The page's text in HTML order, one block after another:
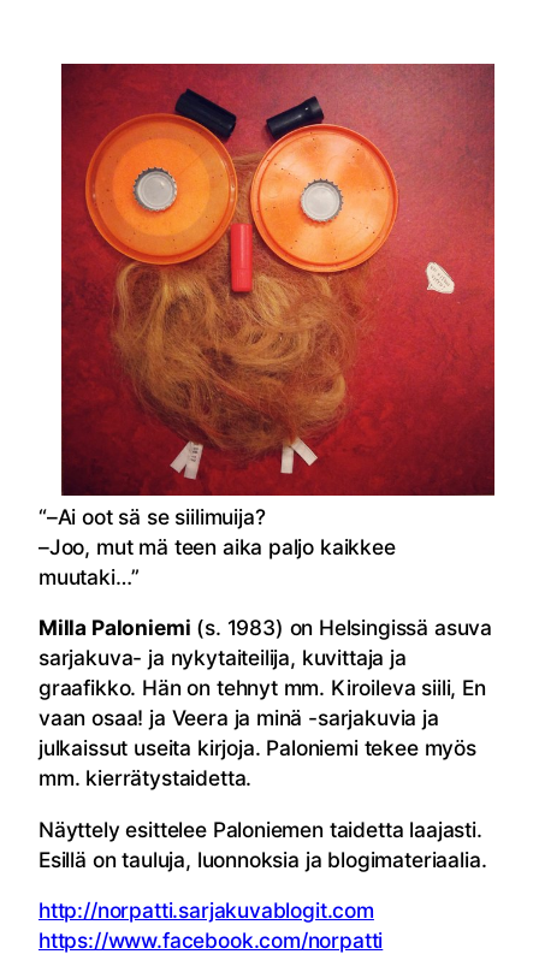
“–Ai oot sä se siilimuija?
–Joo, mut mä teen aika paljo kaikkee
muutaki…”
Milla Paloniemi (s. 1983) on Helsingissä asuva
sarjakuva- ja nykytaiteilija, kuvittaja ja
graafikko. Hän on tehnyt mm. Kiroileva siili, En
vaan osaa! ja Veera ja minä -sarjakuvia ja
julkaissut useita kirjoja. Paloniemi tekee myös
mm. kierrätystaidetta.
Näyttely esittelee Paloniemen taidetta laajasti.
Esillä on tauluja, luonnoksia ja blogimateriaalia.
http://norpatti.sarjakuvablogit.com
https://www.facebook.com/norpatti